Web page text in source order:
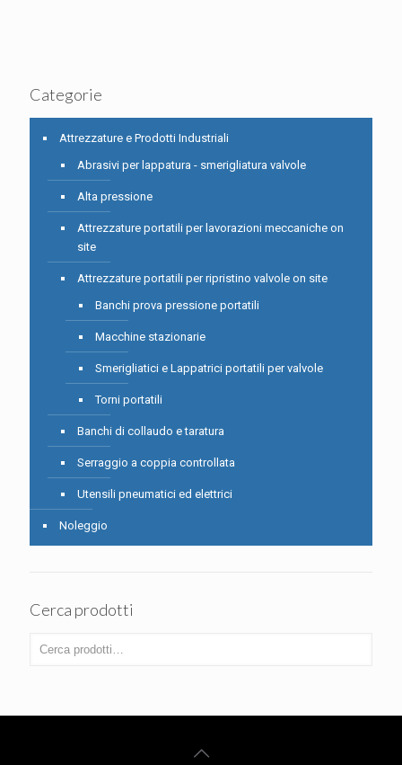
Categorie
Attrezzature e Prodotti Industriali
Abrasivi per lappatura - smerigliatura valvole
Alta pressione
Attrezzature portatili per lavorazioni meccaniche on
site
Attrezzature portatili per ripristino valvole on site
Banchi prova pressione portatili
Macchine stazionarie
Smerigliatici e Lappatrici portatili per valvole
Torni portatili
Banchi di collaudo e taratura
Serraggio a coppia controllata
Utensili pneumatici ed elettrici
Noleggio
Cerca prodotti